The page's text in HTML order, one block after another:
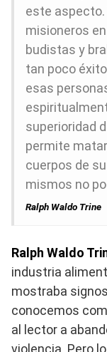
este aspecto.
misioneros
budistas y
tan poco
esas
superioridad
permite
cuerpos de
mismos no
Ralph Waldo Trine
Ralph Waldo
industria
mostraba
conocemos
al lector a
violencia. Pero